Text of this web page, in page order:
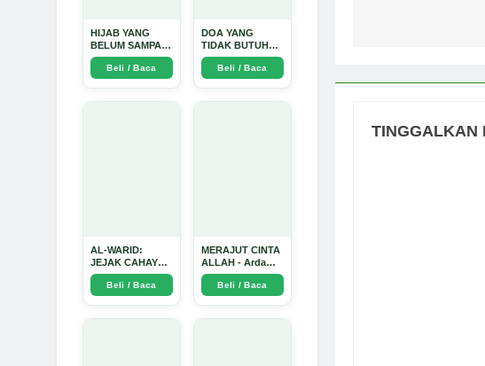
HIJAB YANG
BELUM SAMPAI
KE HATI: Ketika
Cinta Seorang
Ustadz Menjadi
Beli / Baca
DOA YANG
TIDAK BUTUH
SINYAL: Kisah
Tiga Jiwa yang
Tersesat di Era AI
Beli / Baca
AL-WARID:
JEJAK CAHAYA
DI ANTARA DUA
ZAMAN - Arda
Dinata
Beli / Baca
MERAJUT CINTA
ALLAH - Arda
Dinata
Beli / Baca
TINGGALKAN